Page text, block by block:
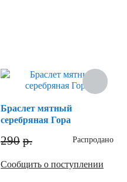
Браслет мятный
серебряная Гора
290 р. Распродано
Сообщить о поступлении